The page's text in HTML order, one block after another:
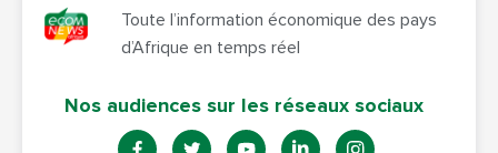
Toute l’information économique des pays
d’Afrique en temps réel
Nos audiences sur les réseaux sociaux